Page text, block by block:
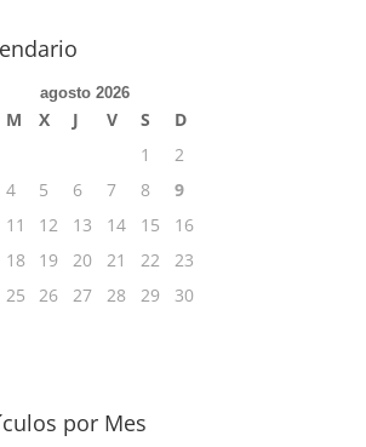
agosto 2026
M X J V S
D
1
2
4 5 6 7 8
9
11 12 13 14 15
16
18 19 20 21 22
23
25 26 27 28 29
30
por Mes